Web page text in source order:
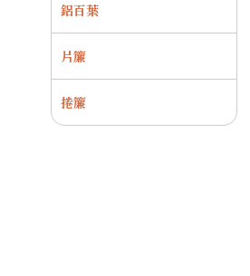
鋁百葉
片簾
捲簾